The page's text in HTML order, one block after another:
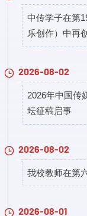
中传学子在第
乐创作）中再
2026-08-02
2026年中国传
坛征稿启事
2026-08-02
我校教师在第
2026-08-01